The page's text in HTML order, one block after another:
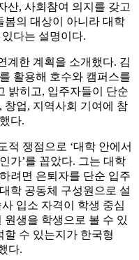
산, 사회참여 의지를 갖고
봄의 대상이 아니라 대학
다는 설명이다.
계한 계획을 소개했다. 김
활용해 호수와 캠퍼스를
밝히고, 입주자들이 단순
창업, 지역사회 기여에 참
다.
적 쟁점으로 ‘대학 안에서
가’를 꼽았다. 그는 대학
려면 은퇴자를 단순 입주
학 공동체 구성원으로 설
입소 자격이 학생 중심
생을 학생으로 볼 수 있
할 수 있는지가 한국형
다.